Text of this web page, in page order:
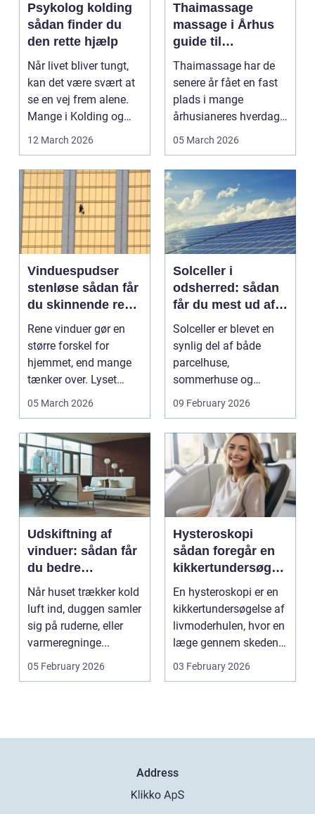
Psykolog kolding
sådan finder du
den rette hjælp
Når livet bliver tungt,
kan det være svært at
se en vej frem alene.
Mange i Kolding og
omegn søger p...
12 March 2026
Thaimassage
massage i Århus
guide til
afslapning,
smidighed og
bedre velvære
Thaimassage har de
senere år fået en fast
plads i mange
århusianeres hverdag.
Flere bruger den både
05 March 2026
Vinduespudser
stenløse sådan får
du skinnende rene
ruder året rundt
Rene vinduer gør en
større forskel for
hjemmet, end mange
tænker over. Lyset
falder anderledes ind,
05 March 2026
Solceller i
odsherred: sådan
får du mest ud af
solen
Solceller er blevet en
synlig del af både
parcelhuse,
sommerhuse og
mindre erhverv i
Odsherred. Mang...
09 February 2026
Udskiftning af
vinduer: sådan får
du bedre
indeklima og
lavere
varmeregning
Når huset trækker kold
luft ind, duggen samler
sig på ruderne, eller
varmeregninge...
05 February 2026
Hysteroskopi
sådan foregår en
kikkertundersøgel
se af livmoderen
En hysteroskopi er en
kikkertundersøgelse af
livmoderhulen, hvor en
læge gennem skeden
og livmoderha...
03 February 2026
Address